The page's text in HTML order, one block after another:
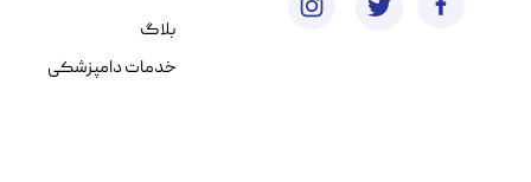
بلاگ
خدمات دامپزشکی